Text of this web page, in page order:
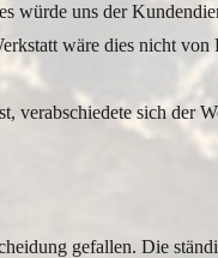
würde uns der
wäre dies nicht von
verabschiedete sich der
gefallen. Die